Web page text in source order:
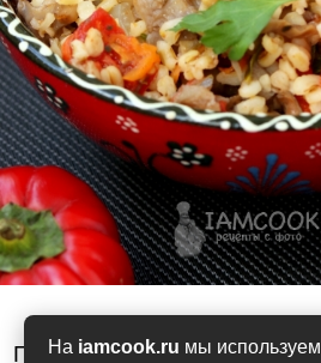
На iamcook.ru мы используем
Приятного аппетита!